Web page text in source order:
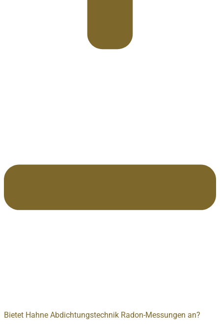
Bietet Hahne Abdichtungstechnik Radon-Messungen an?